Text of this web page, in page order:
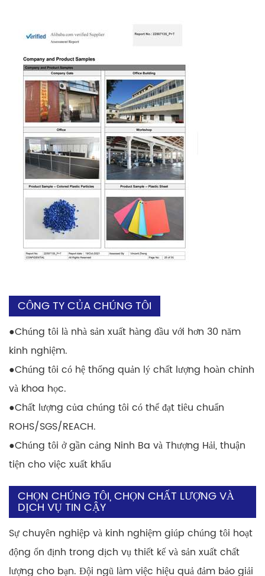
CÔNG TY CỦA CHÚNG TÔI
●Chúng tôi là nhà sản xuất hàng đầu với hơn 30 năm
kinh nghiệm.
●Chúng tôi có hệ thống quản lý chất lượng hoàn chỉnh
và khoa học.
●Chất lượng của chúng tôi có thể đạt tiêu chuẩn
ROHS/SGS/REACH.
●Chúng tôi ở gần cảng Ninh Ba và Thượng Hải, thuận
tiện cho việc xuất khẩu
CHỌN CHÚNG TÔI, CHỌN CHẤT LƯỢNG VÀ
DỊCH VỤ TIN CẬY
Sự chuyên nghiệp và kinh nghiệm giúp chúng tôi hoạt
động ổn định trong dịch vụ thiết kế và sản xuất chất
lượng cho bạn. Đội ngũ làm việc hiệu quả đảm bảo giải